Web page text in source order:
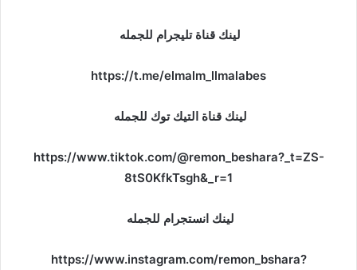
لينك قناة تليجرام للجمله
https://t.me/elmalm_llmalabes
لينك قناة التيك توك للجمله
https://www.tiktok.com/@remon_beshara?_t=ZS-
8tS0KfkTsgh&_r=1
لينك انستجرام للجمله
https://www.instagram.com/remon_bshara?